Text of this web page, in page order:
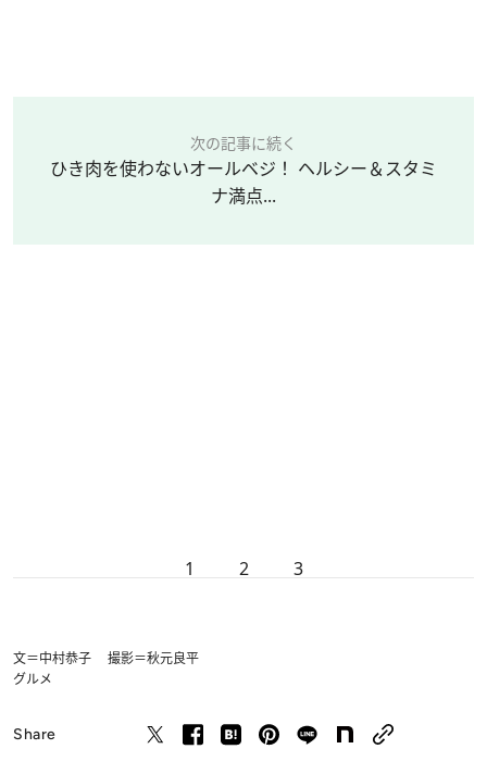
次の記事に続く
ひき肉を使わないオールベジ！ ヘルシー＆スタミ
ナ満点...
1 2 3
文＝中村恭子 撮影＝秋元良平
グルメ
Share